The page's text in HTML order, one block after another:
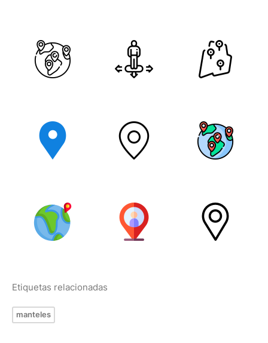
Etiquetas relacionadas
manteles